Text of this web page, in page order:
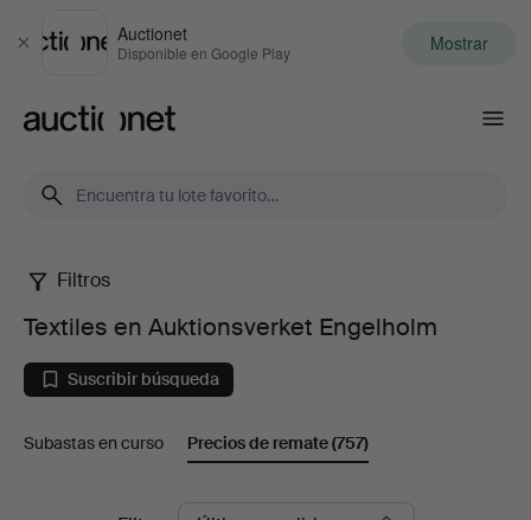
Cerrar
Auctionet
Disponible en Google Play Mostrar
Textiles
en
Auktionsverket
Engelholm
Filtros
Textiles en Auktionsverket Engelholm
Suscribir búsqueda
Subastas en curso Precios de remate(757)